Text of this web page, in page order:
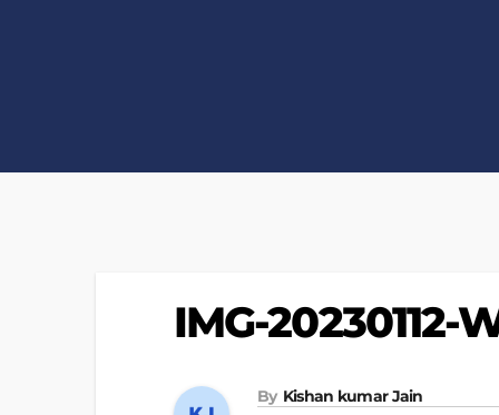
IMG-20230112-
By Kishan kumar Jain